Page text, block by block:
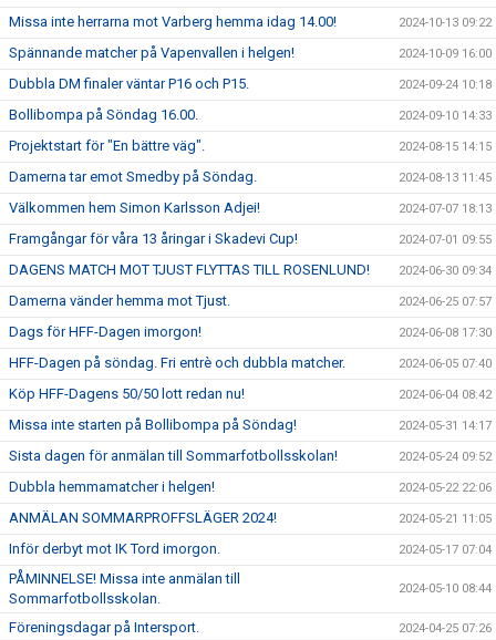
Missa inte herrarna mot Varberg hemma idag 14.00! 2024-10-13 09:22
Spännande matcher på Vapenvallen i helgen! 2024-10-09 16:00
Dubbla DM finaler väntar P16 och P15. 2024-09-24 10:18
Bollibompa på Söndag 16.00. 2024-09-10 14:33
Projektstart för "En bättre väg". 2024-08-15 14:15
Damerna tar emot Smedby på Söndag. 2024-08-13 11:45
Välkommen hem Simon Karlsson Adjei! 2024-07-07 18:13
Framgångar för våra 13 åringar i Skadevi Cup! 2024-07-01 09:55
DAGENS MATCH MOT TJUST FLYTTAS TILL ROSENLUND! 2024-06-30 09:34
Damerna vänder hemma mot Tjust. 2024-06-25 07:57
Dags för HFF-Dagen imorgon! 2024-06-08 17:30
HFF-Dagen på söndag. Fri entrè och dubbla matcher. 2024-06-05 07:40
Köp HFF-Dagens 50/50 lott redan nu! 2024-06-04 08:42
Missa inte starten på Bollibompa på Söndag! 2024-05-31 14:17
Sista dagen för anmälan till Sommarfotbollsskolan! 2024-05-24 09:52
Dubbla hemmamatcher i helgen! 2024-05-22 22:06
ANMÄLAN SOMMARPROFFSLÄGER 2024! 2024-05-21 11:05
Inför derbyt mot IK Tord imorgon. 2024-05-17 07:04
PÅMINNELSE! Missa inte anmälan till
Sommarfotbollsskolan.
2024-05-10 08:44
Föreningsdagar på Intersport. 2024-04-25 07:26